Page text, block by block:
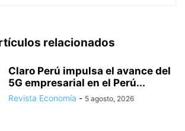
relacionados
Claro Perú impulsa el avance del
5G empresarial en el Perú...
Revista Economía - 5 agosto, 2026